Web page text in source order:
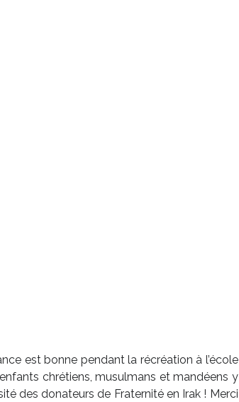
est bonne pendant la récréation à l’école
chrétiens, musulmans et mandéens y
des donateurs de Fraternité en Irak ! Merci